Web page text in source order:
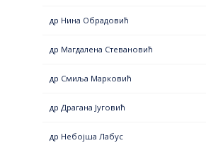
др Нина Обрадовић
др Магдалена Стевановић
др Смиља Марковић
др Драгана Југовић
др Небојша Лабус